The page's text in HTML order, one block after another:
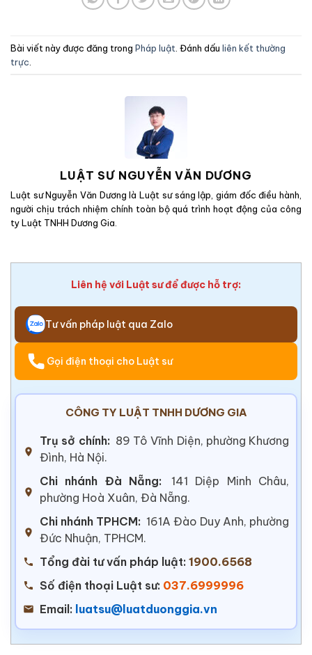
Bài viết này được đăng trong Pháp luật . Đánh dấu liên kết thường
trực
LUẬT SƯ NGUYỄN VĂN DƯƠNG
Luật sư Nguyễn Văn Dương là Luật sư sáng lập, giám đốc điều hành,
người chịu trách nhiệm chính toàn bộ quá trình hoạt động của công
ty Luật TNHH Dương Gia.
Liên hệ với Luật sư để được hỗ trợ:
Tư vấn pháp luật qua Zalo
Gọi điện thoại cho Luật sư
CÔNG TY LUẬT TNHH DƯƠNG GIA
Trụ sở chính: 89 Tô Vĩnh Diện, phường Khương
Đình, Hà Nội.
Chi nhánh Đà Nẵng:
141 Diệp Minh Châu,
phường Hoà Xuân, Đà Nẵng.
Chi nhánh TPHCM: 161A Đào Duy Anh, phường
Đức Nhuận, TPHCM.
Tổng đài tư vấn pháp luật: 1900.6568
Số điện thoại Luật sư: 037.6999996
Email: luatsu@luatduonggia.vn